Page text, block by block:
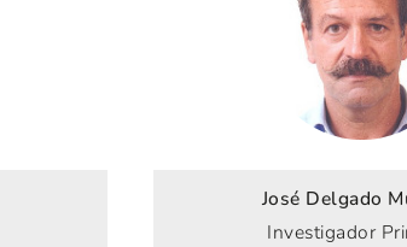
José Delgado
Investigador